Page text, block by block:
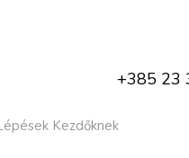
+385 23
Kezdőknek